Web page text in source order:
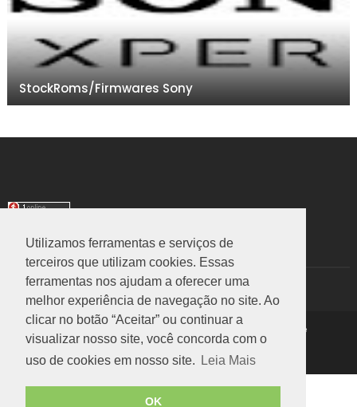
Utilizamos ferramentas e serviços de
terceiros que utilizam cookies. Essas
ferramentas nos ajudam a oferecer uma
melhor experiência de navegação no site. Ao
clicar no botão “Aceitar” ou continuar a
visualizar nosso site, você concorda com o
uso de cookies em nosso site.
Leia Mais
OK
StockRoms/Firmwares Sony
TRANSLATE
Select Language▼
Rom Stock
Política de Privacidade
Voltar ao Topo